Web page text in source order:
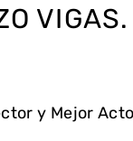
VIGAS.
y Mejor